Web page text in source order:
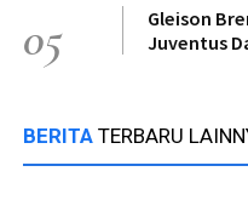
05
Gleison
Juventus
BERITA TERBARU